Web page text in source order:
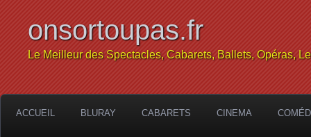
onsortoupas.fr
Le Meilleur des Spectacles, Cabarets, Ballets, Opéras,
ACCUEIL BLURAY CABARETS CINEMA